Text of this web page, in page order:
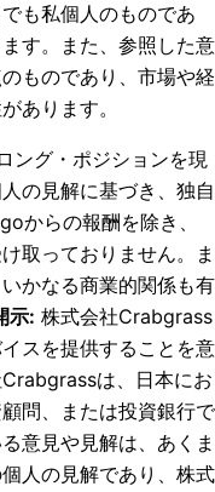
も私個人のものであ
す。また、参照した意
ものであり、市場や経
あります。
ング・ポジションを現
の見解に基づき、独自
からの報酬を除き、
取っておりません。ま
かなる商業的関係も有
示: 株式会社Crabgrass
スを提供することを意
は、日本にお
問、または投資銀行で
意見や見解は、あくま
人の見解であり、株式